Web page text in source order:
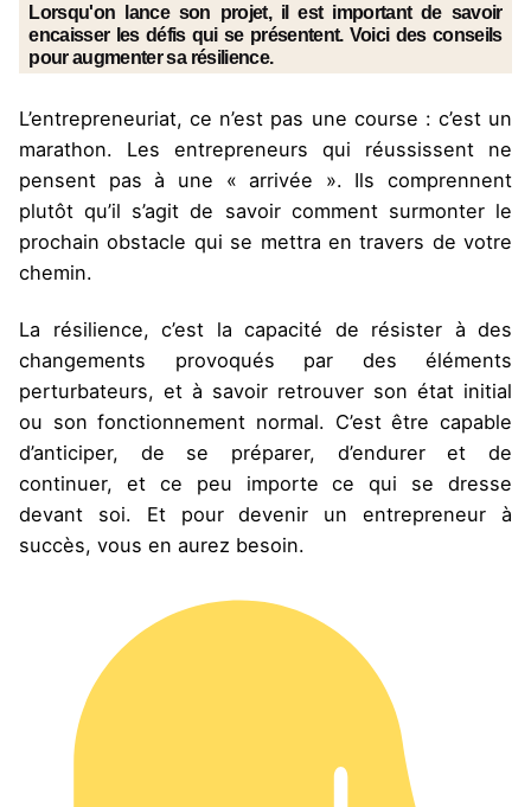
Lorsqu'on lance son projet, il est important de savoir
encaisser les défis qui se présentent. Voici des conseils
pour augmenter sa résilience.
L’entrepreneuriat, ce n’est pas une course : c’est un
marathon. Les entrepreneurs qui réussissent ne
pensent pas à une « arrivée ». Ils comprennent
plutôt qu’il s’agit de savoir comment surmonter le
prochain obstacle qui se mettra en travers de votre
chemin.
La résilience, c’est la capacité de résister à des
changements provoqués par des éléments
perturbateurs, et à savoir retrouver son état initial
ou son fonctionnement normal. C’est être capable
d’anticiper, de se préparer, d’endurer et de
continuer, et ce peu importe ce qui se dresse
devant soi. Et pour devenir un entrepreneur à
succès, vous en aurez besoin.